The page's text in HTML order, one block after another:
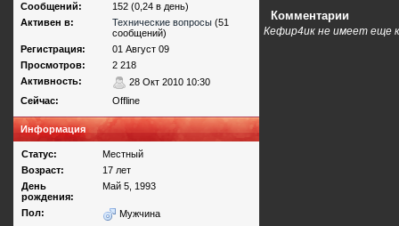
Сообщений:
152 (0,24 в день)
Активен в:
Технические вопросы(51
сообщений)
Регистрация:
01 Август 09
Просмотров:
2 218
Активность:
28 Окт 2010 10:30
Сейчас:
Offline
Информация
Статус:
Местный
Возраст:
17 лет
День
рождения:
Май 5, 1993
Пол:
Мужчина
Комментарии
Кефир4ик не имеет еще